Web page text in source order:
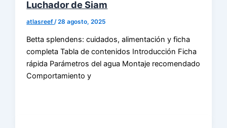
Luchador de Siam
atlasreef /28 agosto, 2025
Betta splendens: cuidados, alimentación y ficha
completa Tabla de contenidos Introducción Ficha
rápida Parámetros del agua Montaje recomendado
Comportamiento y